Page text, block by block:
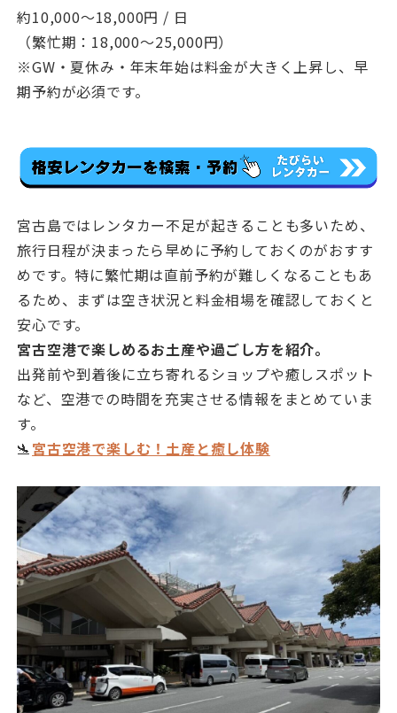
約10,000〜18,000円 / 日
（繁忙期：18,000〜25,000円）
※GW・夏休み・年末年始は料金が大きく上昇し、早
期予約が必須です。
宮古島ではレンタカー不足が起きることも多いため、
旅行日程が決まったら早めに予約しておくのがおすす
めです。特に繁忙期は直前予約が難しくなることもあ
るため、まずは空き状況と料金相場を確認しておくと
安心です。
宮古空港で楽しめるお土産や過ごし方を紹介。
出発前や到着後に立ち寄れるショップや癒しスポット
など、空港での時間を充実させる情報をまとめていま
す。
🛬宮古空港で楽しむ！土産と癒し体験